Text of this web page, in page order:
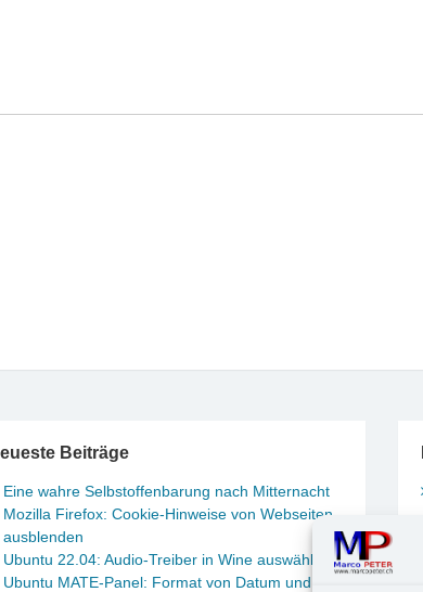
Beiträge
Eine wahre Selbstoffenbarung nach Mitternacht
Mozilla Firefox: Cookie-Hinweise von Webseiten
ausblenden
Ubuntu 22.04: Audio-Treiber in Wine auswählen
Ubuntu MATE-Panel: Format von Datum und